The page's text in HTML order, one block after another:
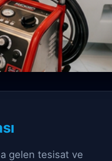
gelen tesisat ve